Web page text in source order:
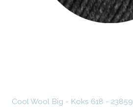
Cool Wool Big - Koks 618 - 23859